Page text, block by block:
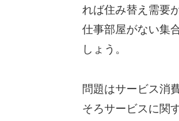
れば住み替え需要
仕事部屋がない集
しょう。
問題はサービス消
そろサービスに関